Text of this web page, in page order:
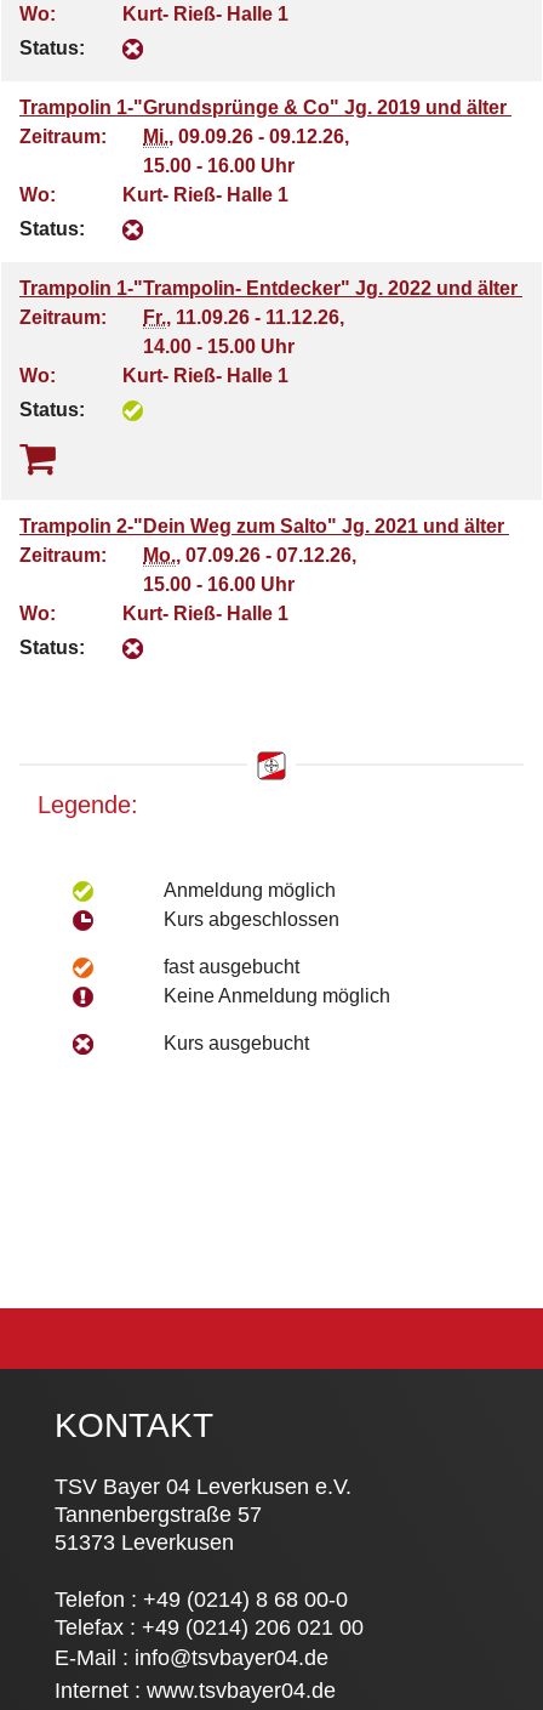
Wo:
Kurt- Rieß- Halle 1
Status:
Trampolin 1-"Grundsprünge & Co" Jg. 2019 und älter
Zeitraum:
Mi., 09.09.26 - 09.12.26,
15.00 - 16.00 Uhr
Wo:
Kurt- Rieß- Halle 1
Status:
Trampolin 1-"Trampolin- Entdecker" Jg. 2022 und älter
Zeitraum:
Fr., 11.09.26 - 11.12.26,
14.00 - 15.00 Uhr
Wo:
Kurt- Rieß- Halle 1
Status:
Trampolin 2-"Dein Weg zum Salto" Jg. 2021 und älter
Zeitraum:
Mo., 07.09.26 - 07.12.26,
15.00 - 16.00 Uhr
Wo:
Kurt- Rieß- Halle 1
Status:
Legende:
Anmeldung möglich
Kurs abgeschlossen
fast ausgebucht
Keine Anmeldung möglich
Kurs ausgebucht
KONTAKT
TSV Bayer 04 Leverkusen e.V.
Tannenbergstraße 57
51373 Leverkusen
Telefon : +49 (0214) 8 68 00-0
Telefax : +49 (0214) 206 021 00
E-Mail : info@tsvbayer04.de
Internet : www.tsvbayer04.de